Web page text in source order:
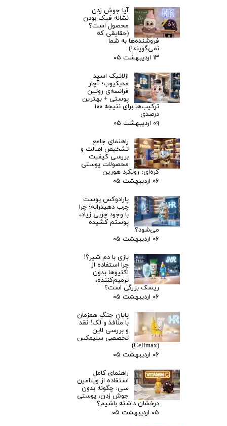
آیا جوش زدن
نشانه فیک بودن
محصول است؟
(حقایقی که
فروشنده‌ها به شما
نمی‌گویند!) ‌
۱۳ اردیبهشت ۰۵
ازلائیک اسید
مدیکیوب؛ آچار
فرانسه‌ی روتین
پوستی + بهترین
ترکیب‌ها برای نتیجه ۱۰۰
درصدی
۰۹ اردیبهشت ۰۵
راهنمای جامع
تشخیص اصالت و
بررسی کیفیت
محصولات پوستی
کره‌ای؛ رویکرد هورین‌
۰۶ اردیبهشت ۰۵
پارادوکس پوست
چرب دهیدراته؛ چرا
با وجود چربی زیاد،
پوستم کشیده
می‌شود؟ ‌
۰۶ اردیبهشت ۰۵
بازی با دم شیر؟!
چرا استفاده از
اکتیوها بدون
ترمیم‌کننده،
ریسک بزرگی است؟
۰۶ اردیبهشت ۰۵
پایانِ جنگِ همزمان
با منافذ و لک! نقد
و بررسی لاین
تخصصی سلیمکس
(Celimax) ‌
۰۶ اردیبهشت ۰۵
راهنمای کامل
استفاده از ویتامین
سی: چگونه بدون
جوش زدن، پوستی
درخشان داشته باشیم؟
۰۵ اردیبهشت ۰۵